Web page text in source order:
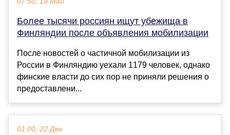
Более тысячи россиян ищут убежища в
Финляндии после объявления мобилизации
После новостей о частичной мобилизации из
России в Финляндию уехали 1179 человек, однако
финские власти до сих пор не приняли решения о
предоставлени...
01:00, 22 Дек